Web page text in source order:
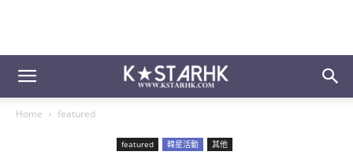
Home featured
featured 韓星活動 其他